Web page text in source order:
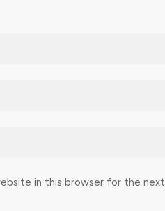
in this browser for the next